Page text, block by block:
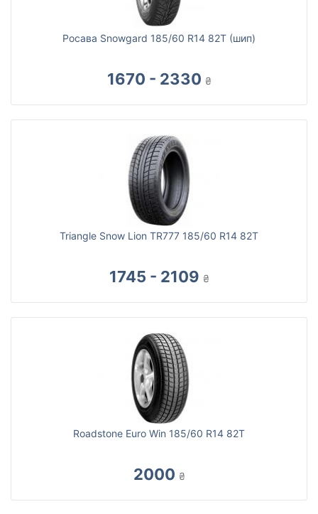
Росава Snowgard 185/60 R14 82T (шип)
1670 - 2330 ₴
Triangle Snow Lion TR777 185/60 R14 82T
1745 - 2109 ₴
Roadstone Euro Win 185/60 R14 82T
2000 ₴